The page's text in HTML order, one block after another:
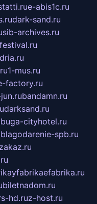
e-abis1c.ru
dark-sand.ru
sib-archives.ru
1-mus.ru
factory.ru
bandamn.ru
darksand.ru
cityhotel.ru
blagodarenie-spb.ru
biletnadom.ru
hd.ruz-host.ru